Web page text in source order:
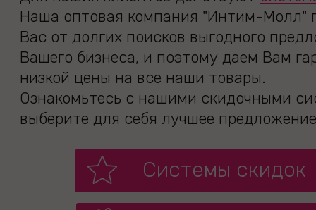
Наша оптовая компания "Интим-Молл"
Вас от долгих поисков выгодного
Вашего бизнеса, и поэтому даем Вам
низкой цены на все наши товары.
Ознакомьтесь с нашими скидочными
выберите для себя лучшее
Системы скидок